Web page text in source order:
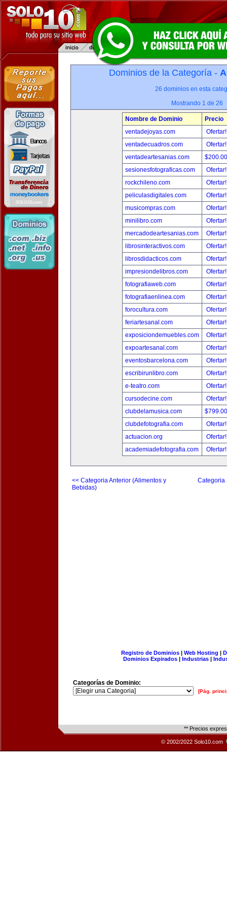
Dominios de la Categoría -
26 dominios en esta
Mostrando 1 de 26
Nombre de Dominio
Precio
ventadejoyas.com
ventadecuadros.com
ventadeartesanias.com
sesionesfotograficas.com
rockchileno.com
peliculasdigitales.com
musicompras.com
minilibro.com
mercadodeartesanias.com
librosinteractivos.com
librosdidacticos.com
impresiondelibros.com
fotografiaweb.com
fotografiaenlinea.com
forocultura.com
feriartesanal.com
exposiciondemuebles.com
expoartesanal.com
eventosbarcelona.com
escribirunlibro.com
e-teatro.com
cursodecine.com
clubdelamusica.com
clubdefotografia.com
actuacion.org
academiadefotografia.com
<< Categoria Anterior (Alimentos y
Bebidas)
Categoria
Registro de Dominios| Web Hosting |
Dominios Expirados | Industrias |
Categorías de Dominio:
[Pág.
** Precios
© 2002/2022 Solo10.com